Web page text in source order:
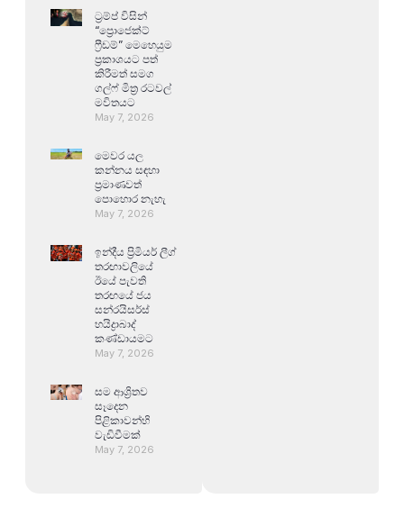
ට්‍රම්ප් විසින්
“ප්‍රොජෙක්ට්
ෆ්‍රීඩම්” මෙහෙයුම
ප්‍රකාශයට පත්
කිරීමත් සමග
ගල්ෆ් මිත්‍ර රටවල්
මවිතයට
May 7, 2026
මෙවර යල
කන්නය සඳහා
ප්‍රමාණවත්
පොහොර නැහැ
May 7, 2026
ඉන්දීය ප්‍රිමියර් ලීග්
තරඟාවලියේ
ඊයේ පැවති
තරඟයේ ජය
සන්රයිසර්ස්
හයිද්‍රාබාද්
කණ්ඩායමට
May 7, 2026
සම ආශ්‍රිතව
සෑදෙන
පිළිකාවන්හි
වැඩිවීමක්
May 7, 2026